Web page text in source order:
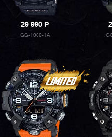
29 990P
GG-1000-1A